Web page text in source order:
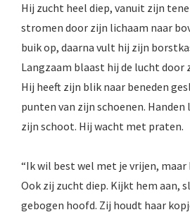
Hij zucht heel diep, vanuit zijn
stromen door zijn lichaam naar
buik op, daarna vult hij zijn
Langzaam blaast hij de lucht door
Hij heeft zijn blik naar beneden
punten van zijn schoenen. Handen
zijn schoot. Hij wacht met praten.
“Ik wil best wel met je vrijen, maar
Ook zij zucht diep. Kijkt hem aan,
gebogen hoofd. Zij houdt haar